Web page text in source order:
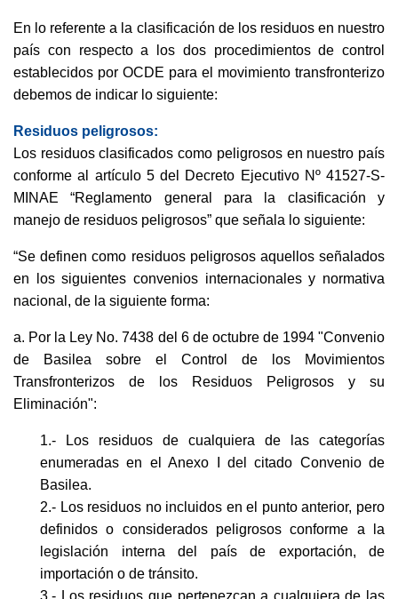
En lo referente a la clasificación de los residuos en nuestro
país con respecto a los dos procedimientos de control
establecidos por OCDE para el movimiento transfronterizo
debemos de indicar lo siguiente:
Residuos peligrosos:
Los residuos clasificados como peligrosos en nuestro país
conforme al artículo 5 del Decreto Ejecutivo Nº 41527-S-
MINAE “Reglamento general para la clasificación y
manejo de residuos peligrosos” que señala lo siguiente:
“Se definen como residuos peligrosos aquellos señalados
en los siguientes convenios internacionales y normativa
nacional, de la siguiente forma:
a. Por la Ley No. 7438 del 6 de octubre de 1994 "Convenio
de Basilea sobre el Control de los Movimientos
Transfronterizos de los Residuos Peligrosos y su
Eliminación":
1.- Los residuos de cualquiera de las categorías
enumeradas en el Anexo I del citado Convenio de
Basilea.
2.- Los residuos no incluidos en el punto anterior, pero
definidos o considerados peligrosos conforme a la
legislación interna del país de exportación, de
importación o de tránsito.
3.- Los residuos que pertenezcan a cualquiera de las